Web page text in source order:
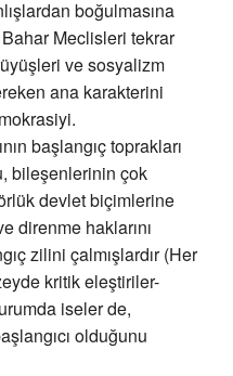
boğulmasına
Meclisleri tekrar
ve sosyalizm
ana karakterini
başlangıç toprakları
bileşenlerinin çok
devlet biçimlerine
direnme haklarını
zilini çalmışlardır (Her
kritik eleştiriler-
iseler de,
olduğunu